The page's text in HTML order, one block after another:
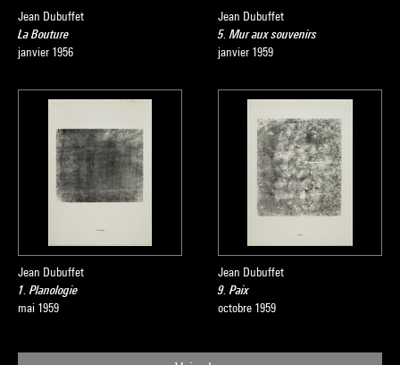
Jean Dubuffet
La Bouture
janvier 1956
Jean Dubuffet
5. Mur aux souvenirs
janvier 1959
Jean Dubuffet
1. Planologie
mai 1959
Jean Dubuffet
9. Paix
octobre 1959